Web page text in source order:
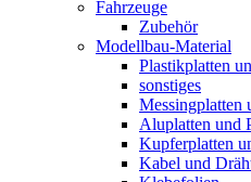
Fahrzeuge
Zubehör
Modellbau-Material
Plastikplatten
sonstiges
Messingplatten
Aluplatten und
Kupferplatten
Kabel und